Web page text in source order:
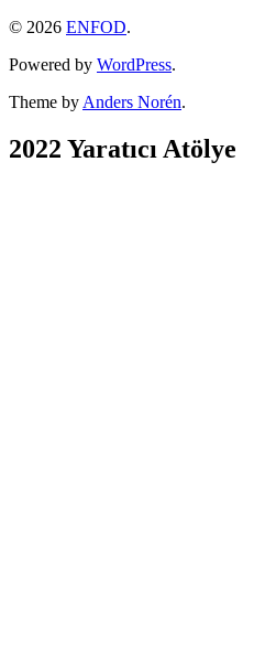
© 2026 ENFOD.
Powered by WordPress.
Theme by Anders Norén.
2022 Yaratıcı Atölye